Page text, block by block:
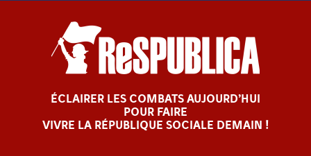
ÉCLAIRER LES COMBATS AUJOURD’HUI
POUR FAIRE
VIVRE LA RÉPUBLIQUE SOCIALE DEMAIN !